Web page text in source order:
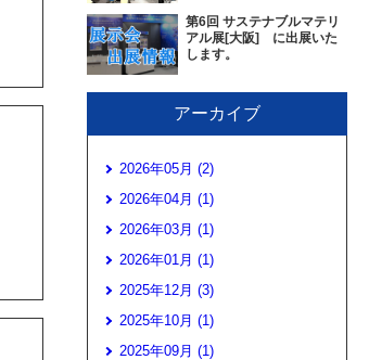
第6回 サステナブルマテリ
アル展[大阪] に出展いた
します。
アーカイブ
2026年05月 (2)
2026年04月 (1)
2026年03月 (1)
2026年01月 (1)
2025年12月 (3)
2025年10月 (1)
2025年09月 (1)